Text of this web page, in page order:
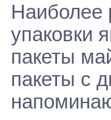
Наиболее
упаковки
пакеты
пакеты с